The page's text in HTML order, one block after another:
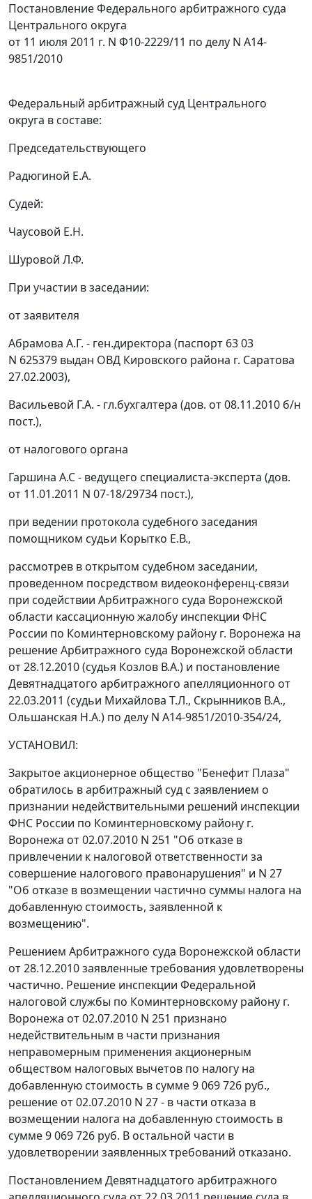
Постановление Федерального арбитражного суда
Центрального округа
от 11 июля 2011 г. N Ф10-2229/11 по делу N А14-
9851/2010
Федеральный арбитражный суд Центрального
округа в составе:
Председательствующего
Радюгиной Е.А.
Судей:
Чаусовой Е.Н.
Шуровой Л.Ф.
При участии в заседании:
от заявителя
Абрамова А.Г. - ген.директора (паспорт 63 03
N 625379 выдан ОВД Кировского района г. Саратова
27.02.2003),
Васильевой Г.А. - гл.бухгалтера (дов. от 08.11.2010 б/н
пост.),
от налогового органа
Гаршина А.С - ведущего специалиста-эксперта (дов.
от 11.01.2011 N 07-18/29734 пост.),
при ведении протокола судебного заседания
помощником судьи Корытко Е.В.,
рассмотрев в открытом судебном заседании,
проведенном посредством видеоконференц-связи
при содействии Арбитражного суда Воронежской
области кассационную жалобу инспекции ФНС
России по Коминтерновскому району г. Воронежа на
решение Арбитражного суда Воронежской области
от 28.12.2010 (судья Козлов В.А.) и постановление
Девятнадцатого арбитражного апелляционного от
22.03.2011 (судьи Михайлова Т.Л., Скрынников В.А.,
Ольшанская Н.А.) по делу N А14-9851/2010-354/24,
УСТАНОВИЛ:
Закрытое акционерное общество "Бенефит Плаза"
обратилось в арбитражный суд с заявлением о
признании недействительными решений инспекции
ФНС России по Коминтерновскому району г.
Воронежа от 02.07.2010 N 251 "Об отказе в
привлечении к налоговой ответственности за
совершение налогового правонарушения" и N 27
"Об отказе в возмещении частично суммы налога на
добавленную стоимость, заявленной к
возмещению".
Решением Арбитражного суда Воронежской области
от 28.12.2010 заявленные требования удовлетворены
частично. Решение инспекции Федеральной
налоговой службы по Коминтерновскому району г.
Воронежа от 02.07.2010 N 251 признано
недействительным в части признания
неправомерным применения акционерным
обществом налоговых вычетов по налогу на
добавленную стоимость в сумме 9 069 726 руб.,
решение от 02.07.2010 N 27 - в части отказа в
возмещении налога на добавленную стоимость в
сумме 9 069 726 руб. В остальной части в
удовлетворении заявленных требований отказано.
Постановлением Девятнадцатого арбитражного